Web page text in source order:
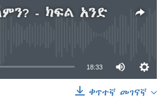
- ክፍል አንድ
currently available
18:33
ቀጥተኛ መገናኛ